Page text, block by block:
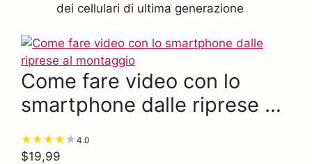
dei cellulari di ultima generazione
Come fare video con lo
smartphone dalle riprese al
montaggio
4.0
$19,99